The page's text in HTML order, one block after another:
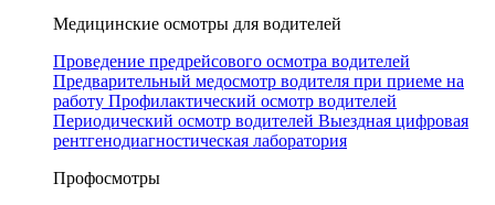
Медицинские осмотры для водителей
Проведение предрейсового осмотра водителей
Предварительный медосмотр водителя при приеме на
работу Профилактический осмотр водителей
Периодический осмотр водителей Выездная цифровая
рентгенодиагностическая лаборатория
Профосмотры